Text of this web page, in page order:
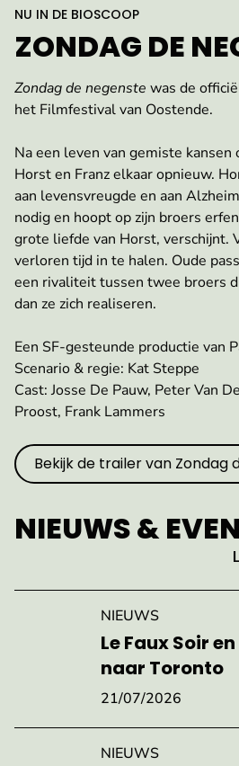
NU IN DE BIOSCOOP:
ZONDAG DE
Zondag de negenste was de
het Filmfestival van Oostende.
Na een leven van gemiste
Horst en Franz elkaar opnieuw.
aan levensvreugde en aan
nodig en hoopt op zijn broers
grote liefde van Horst, verschijnt.
verloren tijd in te halen. Oude
een rivaliteit tussen twee broers
dan ze zich realiseren.
Een SF-gesteunde productie van
Scenario & regie: Kat Steppe
Cast: Josse De Pauw, Peter Van
Proost, Frank Lammers
Bekijk de trailer van Zondag
NIEUWS &
Le Faux Soir
naar Toronto
NIEUWS
21/07/2026
NIEUWS